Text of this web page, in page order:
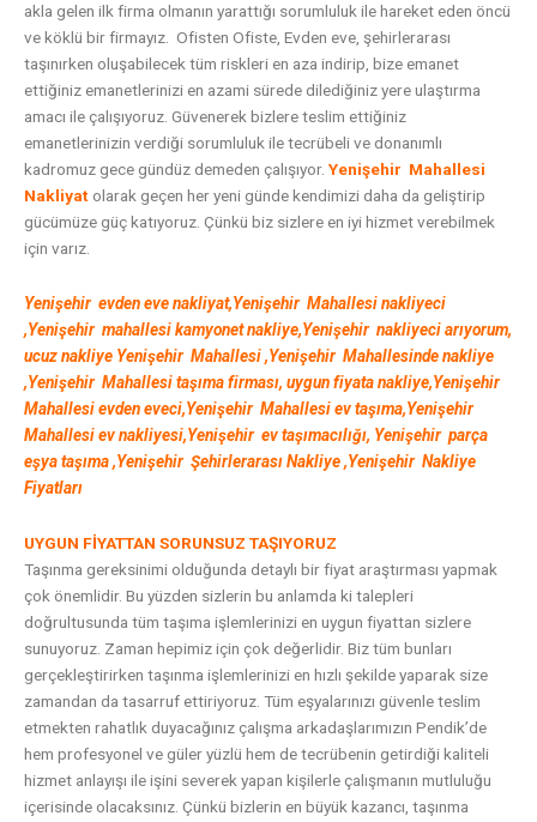
akla gelen ilk firma olmanın yarattığı sorumluluk ile hareket eden öncü
ve köklü bir firmayız. Ofisten Ofiste, Evden eve, şehirlerarası
taşınırken oluşabilecek tüm riskleri en aza indirip, bize emanet
ettiğiniz emanetlerinizi en azami sürede dilediğiniz yere ulaştırma
amacı ile çalışıyoruz. Güvenerek bizlere teslim ettiğiniz
emanetlerinizin verdiği sorumluluk ile tecrübeli ve donanımlı
kadromuz gece gündüz demeden çalışıyor. Yenişehir Mahallesi
Nakliyatolarak geçen her yeni günde kendimizi daha da geliştirip
gücümüze güç katıyoruz. Çünkü biz sizlere en iyi hizmet verebilmek
için varız.
Yenişehir evden eve nakliyat,Yenişehir Mahallesi nakliyeci
,Yenişehir mahallesi kamyonet nakliye,Yenişehir nakliyeci arıyorum,
ucuz nakliye Yenişehir Mahallesi ,Yenişehir Mahallesinde nakliye
,Yenişehir Mahallesitaşıma firması, uygun fiyata nakliye,Yenişehir
Mahallesi evden eveci,Yenişehir Mahallesi ev taşıma,Yenişehir
Mahallesi ev nakliyesi,Yenişehir ev taşımacılığı, Yenişehir parça
eşya taşıma ,Yenişehir Şehirlerarası Nakliye ,Yenişehir Nakliye
Fiyatları
UYGUN FİYATTAN SORUNSUZ TAŞIYORUZ
Taşınma gereksinimi olduğunda detaylı bir fiyat araştırması yapmak
çok önemlidir. Bu yüzden sizlerin bu anlamda ki talepleri
doğrultusunda tüm taşıma işlemlerinizi en uygun fiyattan sizlere
sunuyoruz. Zaman hepimiz için çok değerlidir. Biz tüm bunları
gerçekleştirirken taşınma işlemlerinizi en hızlı şekilde yaparak size
zamandan da tasarruf ettiriyoruz. Tüm eşyalarınızı güvenle teslim
etmekten rahatlık duyacağınız çalışma arkadaşlarımızın Pendik’de
hem profesyonel ve güler yüzlü hem de tecrübenin getirdiği kaliteli
hizmet anlayışı ile işini severek yapan kişilerle çalışmanın mutluluğu
içerisinde olacaksınız. Çünkü bizlerin en büyük kazancı, taşınma